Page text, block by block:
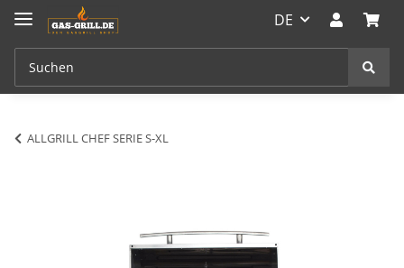
DE
ALLGRILL CHEF SERIE S-XL